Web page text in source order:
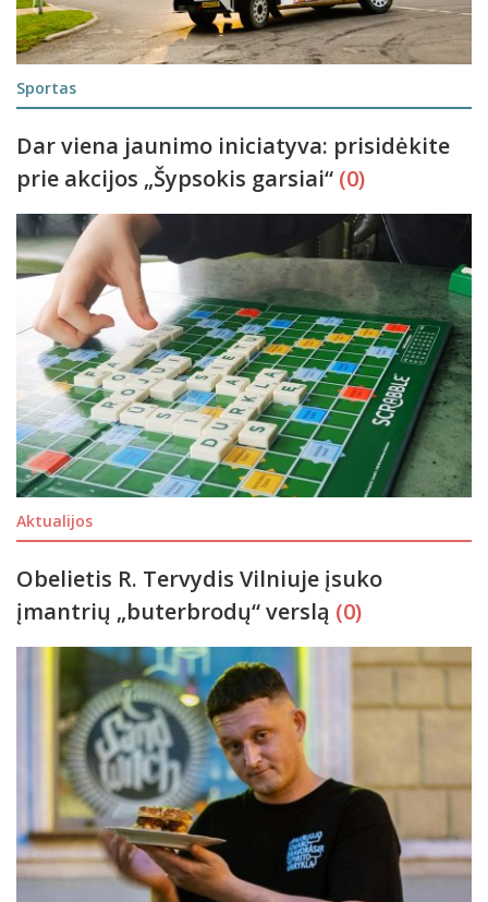
Sportas
Dar viena jaunimo iniciatyva: prisidėkite
prie akcijos „Šypsokis garsiai“ (0)
Aktualijos
Obelietis R. Tervydis Vilniuje įsuko
įmantrių „buterbrodų“ verslą (0)